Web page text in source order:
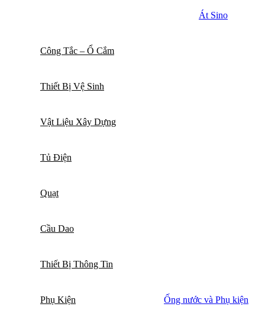
Át Sino
Công Tắc – Ổ Cắm
Thiết Bị Vệ Sinh
Vật Liệu Xây Dựng
Tủ Điện
Quạt
Cầu Dao
Thiết Bị Thông Tin
Phụ Kiện Ống nước và Phụ kiện